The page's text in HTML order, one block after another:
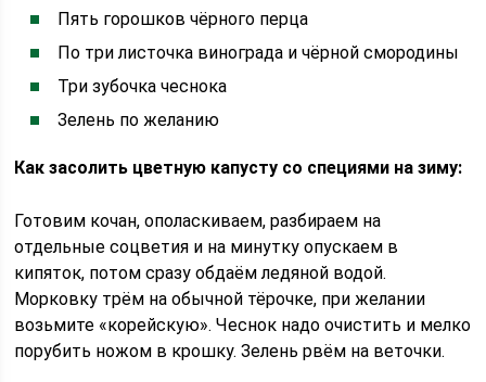
Пять горошков чёрного перца
По три листочка винограда и чёрной смородины
Три зубочка чеснока
Зелень по желанию
Как засолить цветную капусту со специями на зиму:
Готовим кочан, ополаскиваем, разбираем на
отдельные соцветия и на минутку опускаем в
кипяток, потом сразу обдаём ледяной водой.
Морковку трём на обычной тёрочке, при желании
возьмите «корейскую». Чеснок надо очистить и мелко
порубить ножом в крошку. Зелень рвём на веточки.